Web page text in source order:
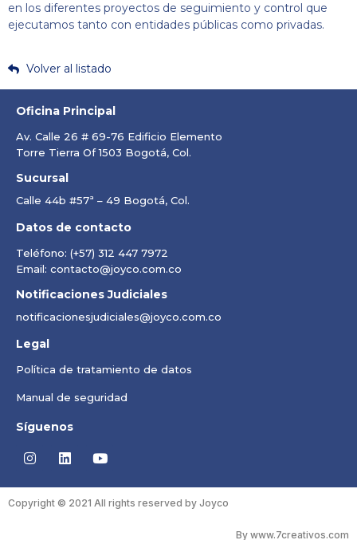
en los diferentes proyectos de seguimiento y control que
ejecutamos tanto con entidades públicas como privadas.
Volver al listado
Oficina Principal
Av. Calle 26 # 69-76 Edificio Elemento
Torre Tierra Of 1503 Bogotá, Col.
Sucursal
Calle 44b #57ª – 49 Bogotá, Col.
Datos de contacto
Teléfono: (+57) 312 447 7972
Email: contacto@joyco.com.co
Notificaciones Judiciales
notificacionesjudiciales@joyco.com.co
Legal
Política de tratamiento de datos
Manual de seguridad
Síguenos
Copyright © 2021 All rights reserved by Joyco
By www.7creativos.com